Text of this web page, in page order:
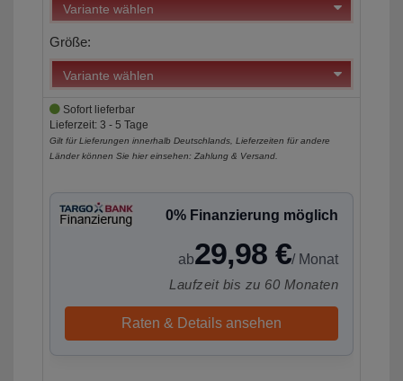
Größe:
Sofort lieferbar
Lieferzeit: 3 - 5 Tage
Gilt für Lieferungen innerhalb Deutschlands, Lieferzeiten für andere
Länder können Sie hier einsehen: Zahlung & Versand
0% Finanzierung möglich
ab29,98 €/ Monat
Laufzeit bis zu 60 Monaten
Raten & Details ansehen